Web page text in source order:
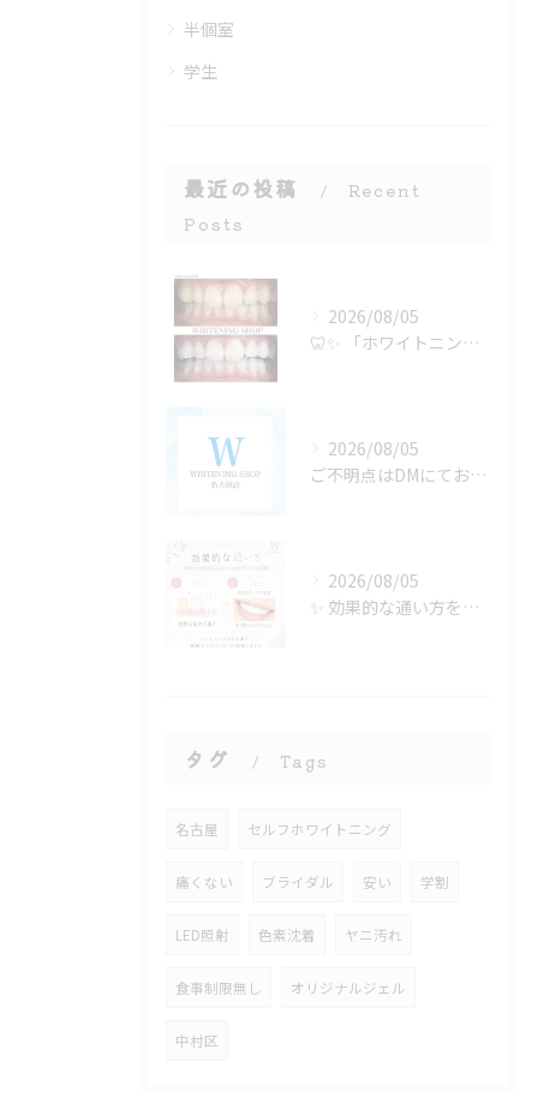
半個室
学生
最近の投稿
Recent
Posts
2026/08/05
🦷✨ 「ホワイトニングは若い人がするもの」だと思っていません...
2026/08/05
ご不明点はDMにてお気軽にお問い合わせください✨🩷
2026/08/05
✨ 効果的な通い方をご紹介🦷🤍
タグ Tags
名古屋 セルフホワイトニング
痛くない ブライダル 安い 学割
LED照射 色素沈着 ヤニ汚れ
食事制限無し オリジナルジェル
中村区